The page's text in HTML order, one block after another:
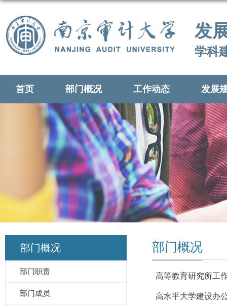
发
学科
首页 部门概况 工作动态 发展
部门概况
部门职责
部门成员
部门概况
高等教育研究所工
高水平大学建设办